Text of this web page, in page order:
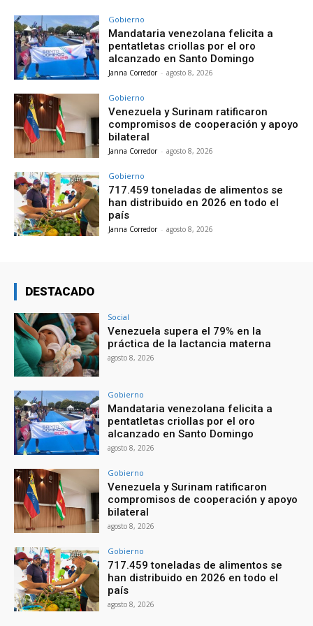
Gobierno
Mandataria venezolana felicita a
pentatletas criollas por el oro
alcanzado en Santo Domingo
Janna Corredor - agosto 8, 2026
Gobierno
Venezuela y Surinam ratificaron
compromisos de cooperación y apoyo
bilateral
Janna Corredor - agosto 8, 2026
Gobierno
717.459 toneladas de alimentos se
han distribuido en 2026 en todo el
país
Janna Corredor - agosto 8, 2026
DESTACADO
Social
Venezuela supera el 79% en la
práctica de la lactancia materna
agosto 8, 2026
Gobierno
Mandataria venezolana felicita a
pentatletas criollas por el oro
alcanzado en Santo Domingo
agosto 8, 2026
Gobierno
Venezuela y Surinam ratificaron
compromisos de cooperación y apoyo
bilateral
agosto 8, 2026
Gobierno
717.459 toneladas de alimentos se
han distribuido en 2026 en todo el
país
agosto 8, 2026